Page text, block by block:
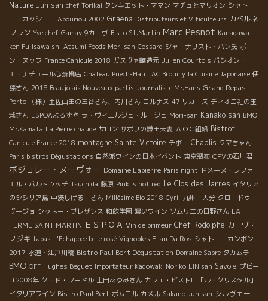
Nature Jun san chef Torikai タンキエット・ママン マチュとマリオン シャト
ー・カッシーニ Abouriou 2002 Graena Distributeurs et Viticulteurs カベルネ
フラン Yve chef Gamay 9カーヴ Bisto St.Martin Marc Pesnot Kanagawa
ken Fujisawa shi Atsumi Foods Mori san Cossard ジャーナリスト・ハン氏 ポ
ン・ヌッフ France Canicule 2018 ガヌヴァ醸造元 Julien Courtois パシオン・
エ・ナチュール心斎橋店 Château Puech-Haut AC Brouilly la Cuisine Japonaise 伊
藤さん 2018 Beaujolais Nouveaux partis Journaliste Mr.Hans Grand Repas
Porto （株）土佐山田の三谷さん、内川さん コルナス 47 リカーズ ディオニ社の玉
城さん ESPOAよろずや ラ・ヴィエルジュ・ルージュ Mori-san Kanako san BMO
Mr.Kamata La Pierre chaude サロン サボリの鎌田夫妻 ＡＯＣ組織 Bistrot
Canicule France 2018 montagne Sainte Victoire チボー Chablis クマちゃん
Paris bistros Dégustations 自然派ワインの日本イベント 東京調布 CPVの石川君
ボジョレー・ヌーヴォー Domaine Lapierre Paris night ドメーヌ・ラファ
エル・バルトゥッチ Tsuchida 藤原 Pink is not red Le Clos des Jarres イタリア
のシシリア島 中湊しげる さん Millésime Bio 2018 Cyril 九州・大分 クロ・ドゥ・
ヴージョ シャトー・プレザンス 和飲学園 濃いワイン ソムリエの日野さん LA
FERME SAINT MARTIN ＥＳＰＯＡ Vin de primeur Chef Rodolphe カーヴ・
フジキ tapas L'Echappee belle rosé Vignobles Elian Da Ros シャトー・カンボン
2017 水道・江戸川橋 Bistro Paul Bert Dégustation Domaine Sabre タカムラ
BMO OFF Hughes Beguet Importateur Kadowaki Noriko LIN san Savoie プピー
ユ2008年 ク・ド・フードル 上田あゆみさん カフェ・ビストロ「ル・クリスタル」
イタリアワイン Bistro Paul Bert ポムロル カメル Sakano Jun san シルヴェー